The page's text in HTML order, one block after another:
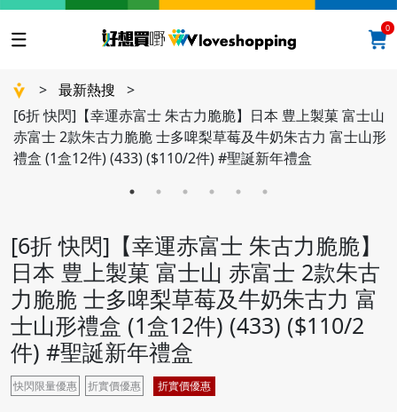
0
> 最新熱搜
>
[6折 快閃]【幸運赤富士 朱古力脆脆】日本 豊上製菓 富士山
赤富士 2款朱古力脆脆 士多啤梨草莓及牛奶朱古力 富士山形
禮盒 (1盒12件) (433) ($110/2件) #聖誕新年禮盒
[6折 快閃]【幸運赤富士 朱古力脆脆】
日本 豊上製菓 富士山 赤富士 2款朱古
力脆脆 士多啤梨草莓及牛奶朱古力 富
士山形禮盒 (1盒12件) (433) ($110/2
件) #聖誕新年禮盒
快閃限量優惠 折實價優惠 折實價優惠